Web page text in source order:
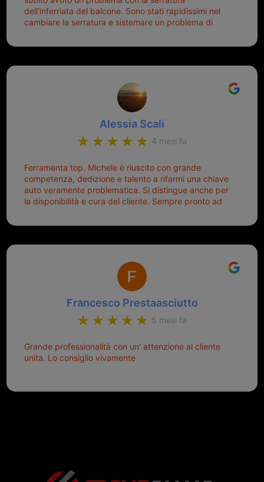
quella di prima), ogni volta che salgo in macchina, il
mio pensiero va subito a Michele perché non dover
mette di buon umore, e ti fa cominciare bene la
lo consiglio a chiunque debba duplicare una chiave
dell'inferriata del balcone. Sono stati rapidissimi nel
cambiare la serratura e sistemare un problema di
onesto evitando spese ben più esose. Competenti,
un punto di riferimento per situazioni di questo tipo
Alessia Scali
4 mesi fa
Ferramenta top. Michele è riuscito con grande
competenza, dedizione e talento a rifarmi una chiave
auto veramente problematica. Si distingue anche per
la disponibilità e cura del cliente. Sempre pronto ad
Francesco Prestaasciutto
5 mesi fa
Grande professionalità con un' attenzione al cliente
unita. Lo consiglio vivamente